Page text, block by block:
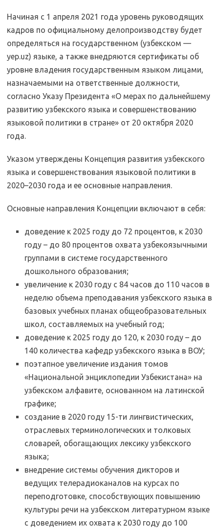
Начиная с 1 апреля 2021 года уровень руководящих
кадров по официальному делопроизводству будет
определяться на государственном (узбекском —
yep.uz) языке, а также внедряются сертификаты об
уровне владения государственным языком лицами,
назначаемыми на ответственные должности,
согласно Указу Президента «О мерах по дальнейшему
развитию узбекского языка и совершенствованию
языковой политики в стране» от 20 октября 2020
года.
Указом утверждены Концепция развития узбекского
языка и совершенствования языковой политики в
2020–2030 года и ее основные направления.
Основные направления Концепции включают в себя:
доведение к 2025 году до 72 процентов, к 2030
году – до 80 процентов охвата узбекоязычными
группами в системе государственного
дошкольного образования;
увеличение к 2030 году с 84 часов до 110 часов в
неделю объема преподавания узбекского языка в
базовых учебных планах общеобразовательных
школ, составляемых на учебный год;
доведение к 2025 году до 120, к 2030 году – до
140 количества кафедр узбекского языка в ВОУ;
поэтапное увеличение издания томов
«Национальной энциклопедии Узбекистана» на
узбекском алфавите, основанном на латинской
графике;
создание в 2020 году 15-ти лингвистических,
отраслевых терминологических и толковых
словарей, обогащающих лексику узбекского
языка;
внедрение системы обучения дикторов и
ведущих телерадиоканалов на курсах по
переподготовке, способствующих повышению
культуры речи на узбекском литературном языке
с доведением их охвата к 2030 году до 100